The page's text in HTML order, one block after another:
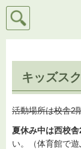
検索
キッズス
活動場所は校舎2
夏休み中は西校舎
い。（体育館で遊